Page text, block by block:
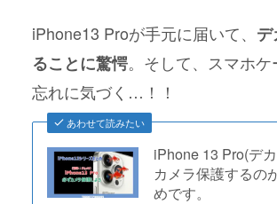
iPhone13 Proが手元に届いて、
ることに驚愕。そして、スマホケ
忘れに気づく…！！
あわせて読みたい
iPhone 13 Pro(デカ
カメラ保護するの
めです。